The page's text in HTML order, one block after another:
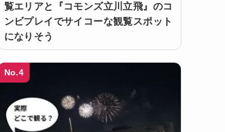
覧エリアと『コモンズ立川立飛』のコ
ンビプレイでサイコーな観覧スポット
になりそう
No.4